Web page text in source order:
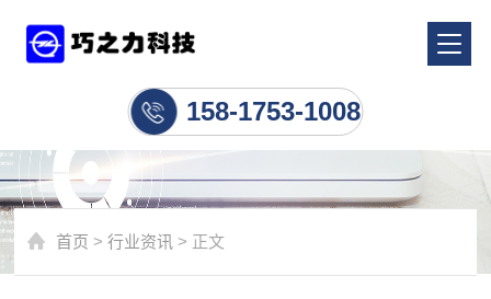
158-1753-1008
首页 >行业资讯 > 正文